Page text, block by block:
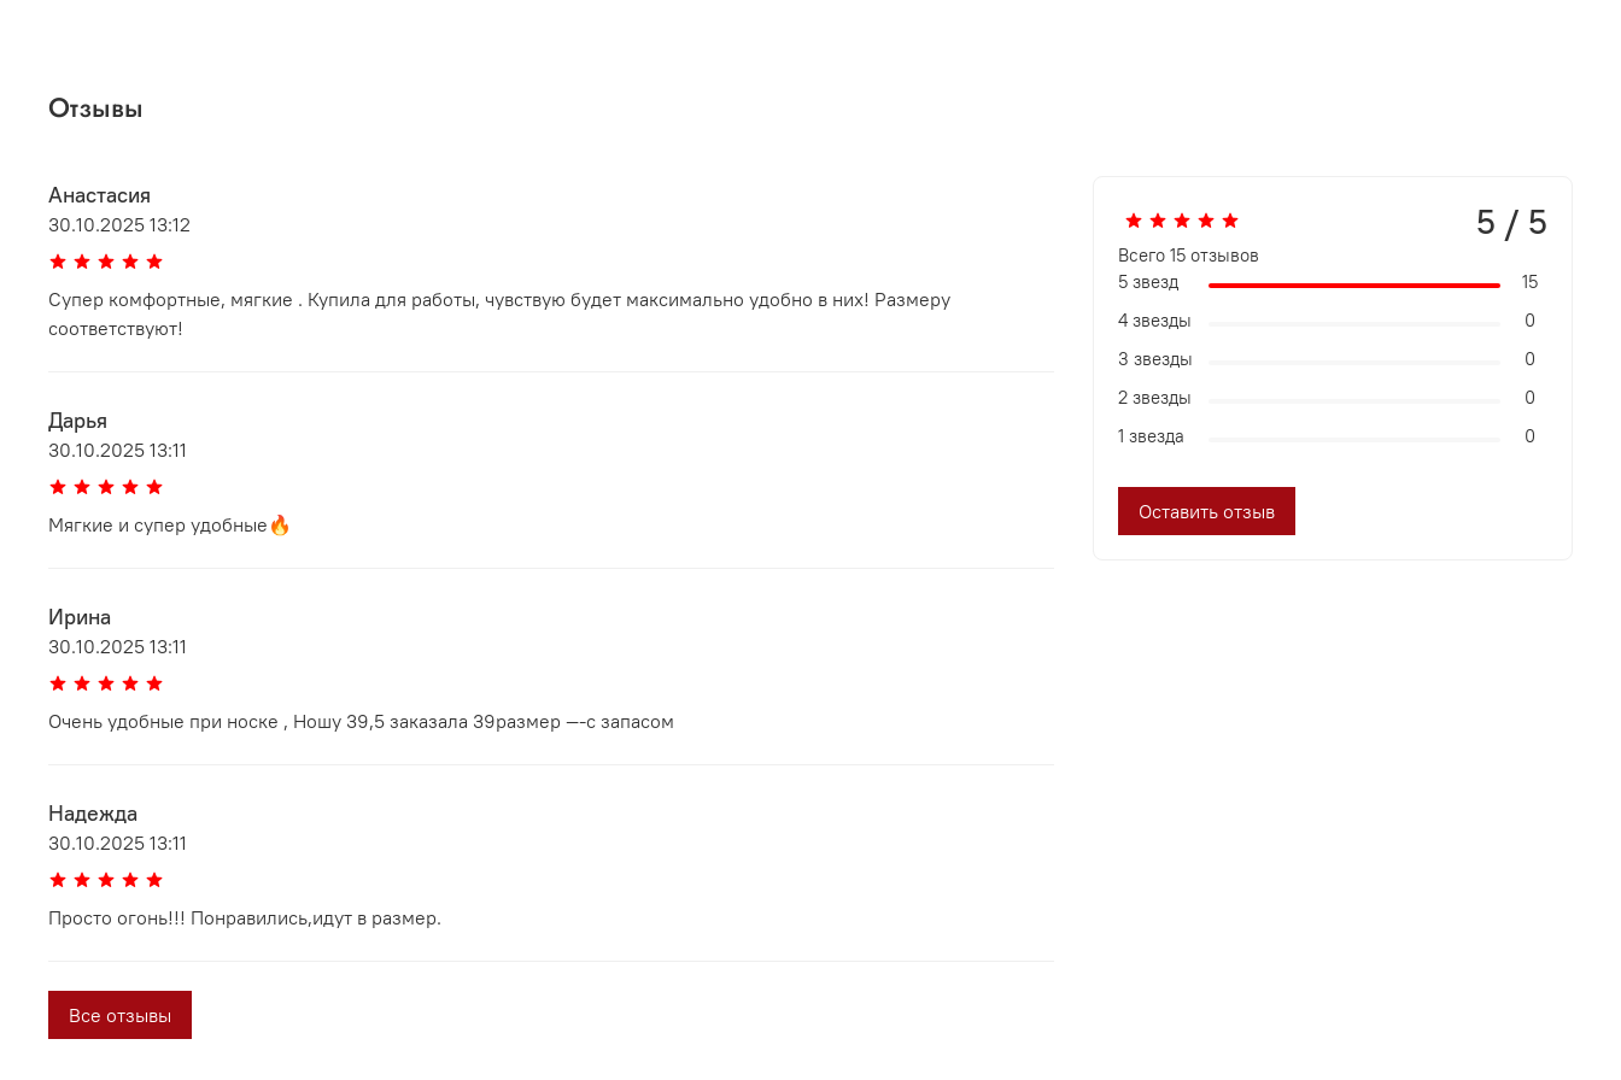
Отзывы
Анастасия
30.10.2025 13:12
Супер комфортные, мягкие . Купила для работы, чувствую будет максимально удобно в них! Размеру
соответствуют!
Дарья
30.10.2025 13:11
Мягкие и супер удобные🔥
Ирина
30.10.2025 13:11
Очень удобные при носке , Ношу 39,5 заказала 39размер —-с запасом
Надежда
30.10.2025 13:11
Просто огонь!!! Понравились,идут в размер.
Все отзывы
5 / 5
Всего15 отзывов
5 звезд
15
4 звезды
0
3 звезды
0
2 звезды
0
1 звезда
0
Оставить отзыв